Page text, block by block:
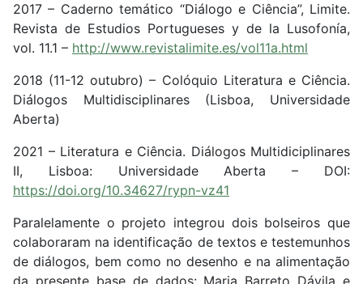
2017 – Caderno temático “Diálogo e Ciência”, Limite.
Revista de Estudios Portugueses y de la Lusofonía,
vol. 11.1 – http://www.revistalimite.es/vol11a.html
2018 (11-12 outubro) – Colóquio Literatura e Ciência.
Diálogos Multidisciplinares (Lisboa, Universidade
Aberta)
2021 – Literatura e Ciência. Diálogos Multidiciplinares
II, Lisboa: Universidade Aberta – DOI:
https://doi.org/10.34627/rypn-vz41
Paralelamente o projeto integrou dois bolseiros que
colaboraram na identificação de textos e testemunhos
de diálogos, bem como no desenho e na alimentação
da presente base de dados: Maria Barreto Dávila e